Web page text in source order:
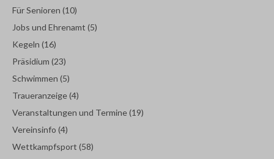
Für Senioren (10)
Jobs und Ehrenamt (5)
Kegeln (16)
Präsidium (23)
Schwimmen (5)
Traueranzeige(4)
Veranstaltungen und Termine(19)
Vereinsinfo (4)
Wettkampfsport (58)